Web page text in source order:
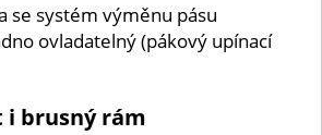
se systém výměnu pásu
ovladatelný (pákový upínací
i brusný rám